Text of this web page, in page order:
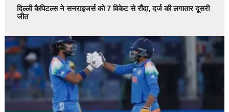
दिल्ली कैपिटल्स ने सनराइजर्स को 7 विकेट से रौंदा, दर्ज की लगातार दूसरी
जीत